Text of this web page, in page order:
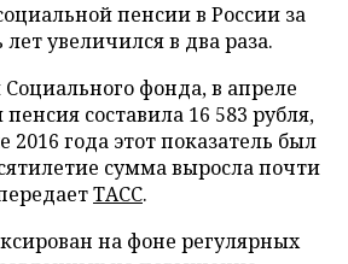
пенсии в России за
увеличился в два раза.
фонда, в апреле
пенсия составила 16 583 рубля,
2016 года этот показатель был
сумма выросла почти
ТАСС.
на фоне регулярных